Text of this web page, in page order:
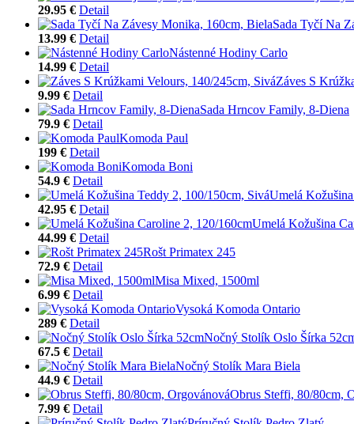
29.95 € Detail
Sada Tyčí Na
13.99 € Detail
Nástenné Hodiny Carlo
14.99 € Detail
Záves S
9.99 € Detail
Sada Hrncov Family, 8-Diena
79.9 € Detail
Komoda Paul
199 € Detail
Komoda Boni
54.9 € Detail
Umelá
42.95 € Detail
Umelá Kožušina
44.99 € Detail
Rošt Primatex 245
72.9 € Detail
Misa Mixed, 1500ml
6.99 € Detail
Vysoká Komoda Ontario
289 € Detail
Nočný Stolík Oslo Šírka
67.5 € Detail
Nočný Stolík Mara Biela
44.9 € Detail
Obrus Steffi, 80/80cm,
7.99 € Detail